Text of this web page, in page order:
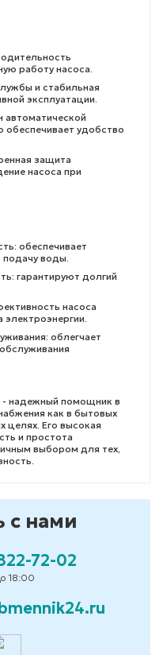
работу насоса.
и стабильная
эксплуатации.
автоматической
обеспечивает удобство
защита
насоса при
обеспечивает
воды.
гарантируют долгий
насоса
облегчает
- надежный помощник в
как в бытовых
целях. Его высокая
и простота
выбором для тех,
с нами
72-02
18:00